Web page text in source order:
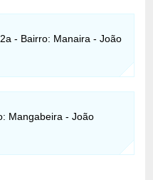
- Bairro: Manaira - João
Mangabeira - João